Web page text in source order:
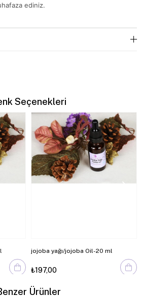
ediniz.
Seçenekleri
jojoba yağı/jojoba Oil-20 ml
₺197,00
Ürünler